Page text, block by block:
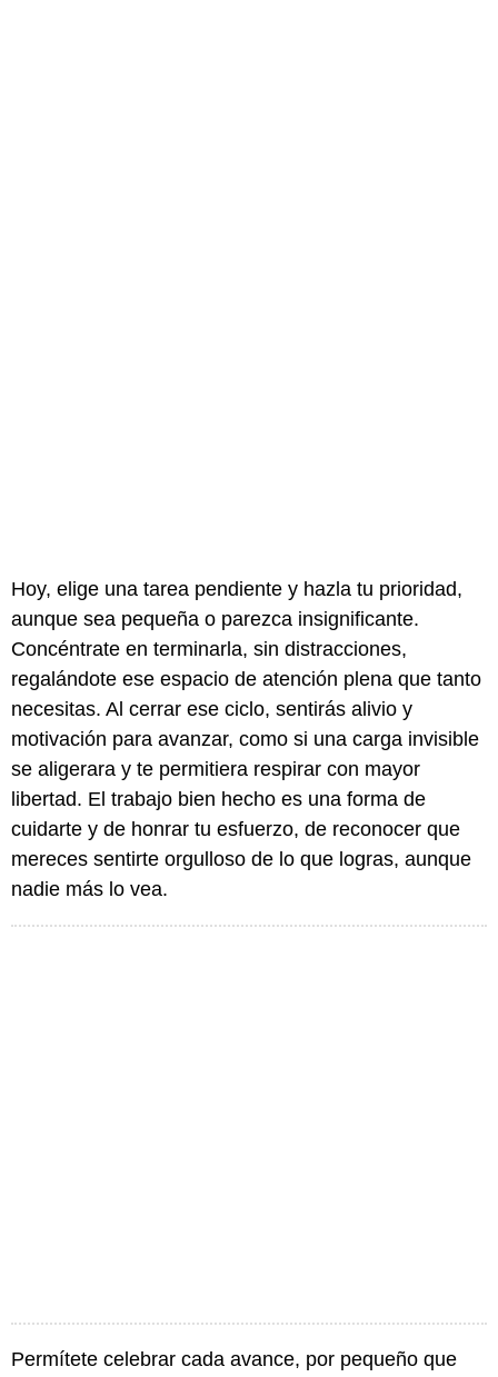
Hoy, elige una tarea pendiente y hazla tu prioridad,
aunque sea pequeña o parezca insignificante.
Concéntrate en terminarla, sin distracciones,
regalándote ese espacio de atención plena que tanto
necesitas. Al cerrar ese ciclo, sentirás alivio y
motivación para avanzar, como si una carga invisible
se aligerara y te permitiera respirar con mayor
libertad. El trabajo bien hecho es una forma de
cuidarte y de honrar tu esfuerzo, de reconocer que
mereces sentirte orgulloso de lo que logras, aunque
nadie más lo vea.
Permítete celebrar cada avance, por pequeño que